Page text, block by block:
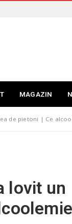
MAGAZIN
de pietoni | Ce
lovit un